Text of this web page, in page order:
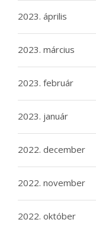
2023. április
2023. március
2023. február
2023. január
2022. december
2022. november
2022. október